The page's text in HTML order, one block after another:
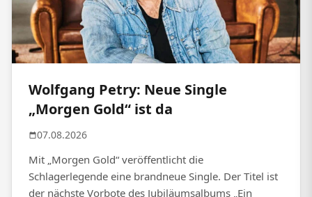
Wolfgang Petry: Neue Single
„Morgen Gold“ ist da
07.08.2026
Mit „Morgen Gold“ veröffentlicht die
Schlagerlegende eine brandneue Single. Der Titel ist
der nächste Vorbote des Jubiläumsalbums „Ein